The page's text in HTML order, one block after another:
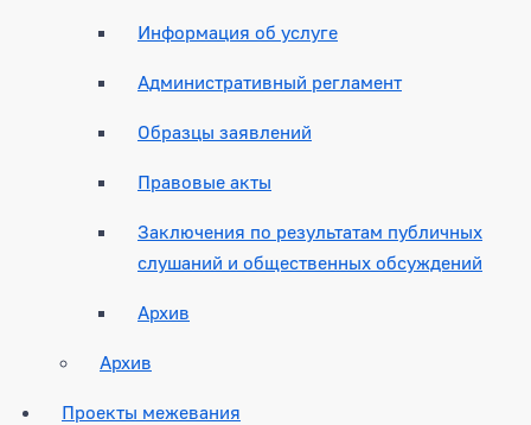
Информация об услуге
Административный регламент
Образцы заявлений
Правовые акты
Заключения по результатам публичных
слушаний и общественных обсуждений
Архив
Архив
Проекты межевания